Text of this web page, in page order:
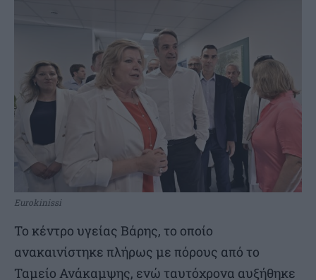
Eurokinissi
Το κέντρο υγείας Βάρης, το οποίο
ανακαινίστηκε πλήρως με πόρους από το
Ταμείο Ανάκαμψης, ενώ ταυτόχρονα αυξήθηκε